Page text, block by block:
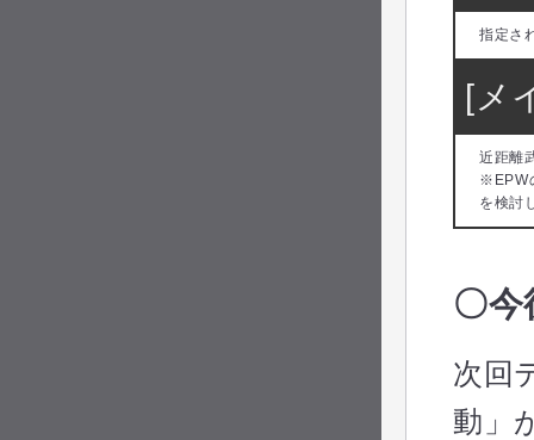
指定さ
[メ
近距離
※EPW
を検討
〇
次回
動」